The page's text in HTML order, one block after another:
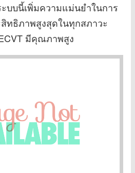
บบนี้เพิ่มความแม่นยำในการ
ทธิภาพสูงสุดในทุกสภาวะ
มีคุณภาพสูง